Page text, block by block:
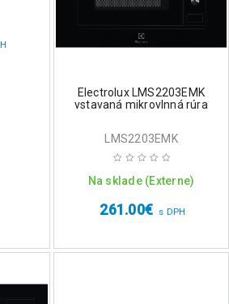
Electrolux LMS2203EMK
vstavaná mikrovlnná rúra
LMS2203EMK
Na sklade (Externe)
261.00€ s DPH